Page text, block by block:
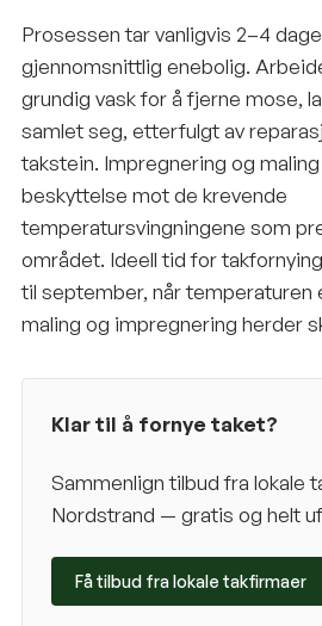
Prosessen tar vanligvis 2–4
gjennomsnittlig enebolig.
grundig vask for å fjerne mose,
samlet seg, etterfulgt av
takstein. Impregnering og
beskyttelse mot de krevende
temperatursvingningene som
området. Ideell tid for
til september, når temperaturen
maling og impregnering herder
Klar til å fornye taket?
Sammenlign tilbud fra lokale
Nordstrand — gratis og helt
Få tilbud fra lokale takfirmaer